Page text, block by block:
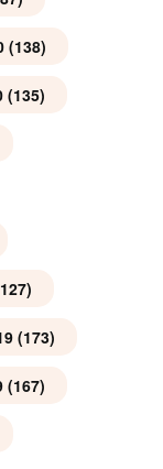
(138)
(135)
(173)
(167)